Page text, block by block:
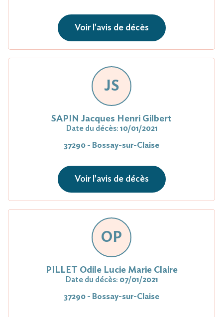
Voir l'avis de décès
JS
SAPIN Jacques Henri Gilbert
Date du décès: 10/01/2021
37290 - Bossay-sur-Claise
Voir l'avis de décès
OP
PILLET Odile Lucie Marie Claire
Date du décès: 07/01/2021
37290 - Bossay-sur-Claise